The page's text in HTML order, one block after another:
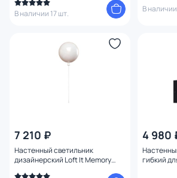
В наличии 17 шт. В
7 210 ₽
Настенный светильник
дизайнерский Loft It Memory
4 980
гибкий